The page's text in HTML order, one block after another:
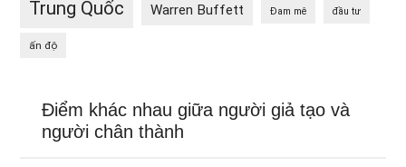
Trung Quốc Warren Buffett Đam mê đầu tư
ấn độ
Điểm khác nhau giữa người giả tạo và
người chân thành